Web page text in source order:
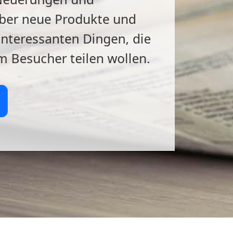
neue Produkte und
Dingen, die
Besucher teilen wollen.